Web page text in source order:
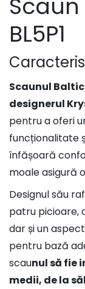
BL5P1
Scaunul Baltic
designerul
pentru a oferi
funcționalitate
înfășoară
moale asigură
Designul său
patru picioare,
dar și un
pentru bază
scaunul să fie
medii, de la